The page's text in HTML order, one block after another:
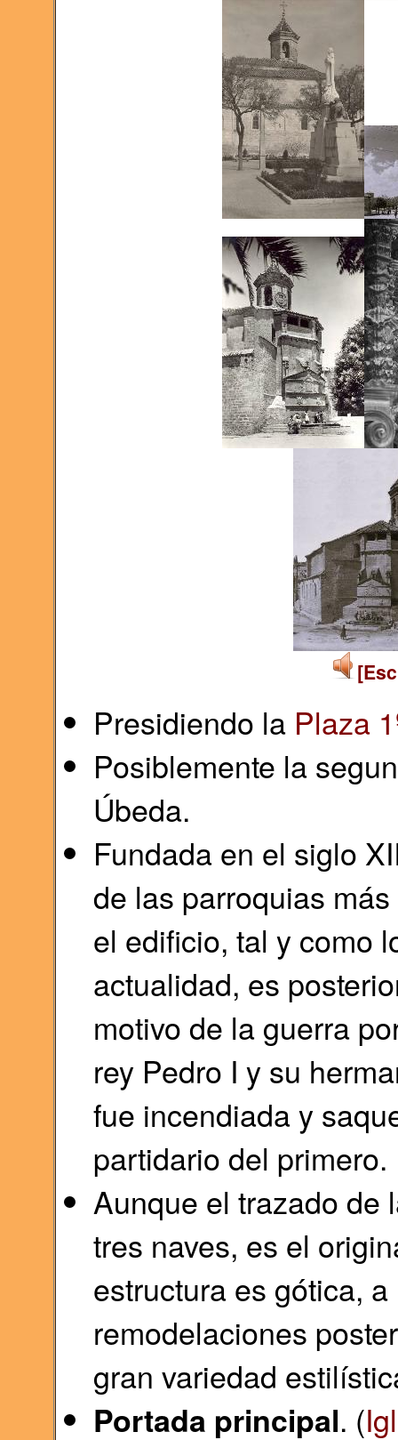
Presidiendo la Plaza
Posiblemente la
Úbeda.
Fundada en el siglo
de las parroquias
el edificio, tal y como
actualidad, es
motivo de la guerra
rey Pedro I y su
fue incendiada y
partidario del primero.
Aunque el trazado de
tres naves, es el
estructura es gótica,
remodelaciones
gran variedad
Portada principal. (